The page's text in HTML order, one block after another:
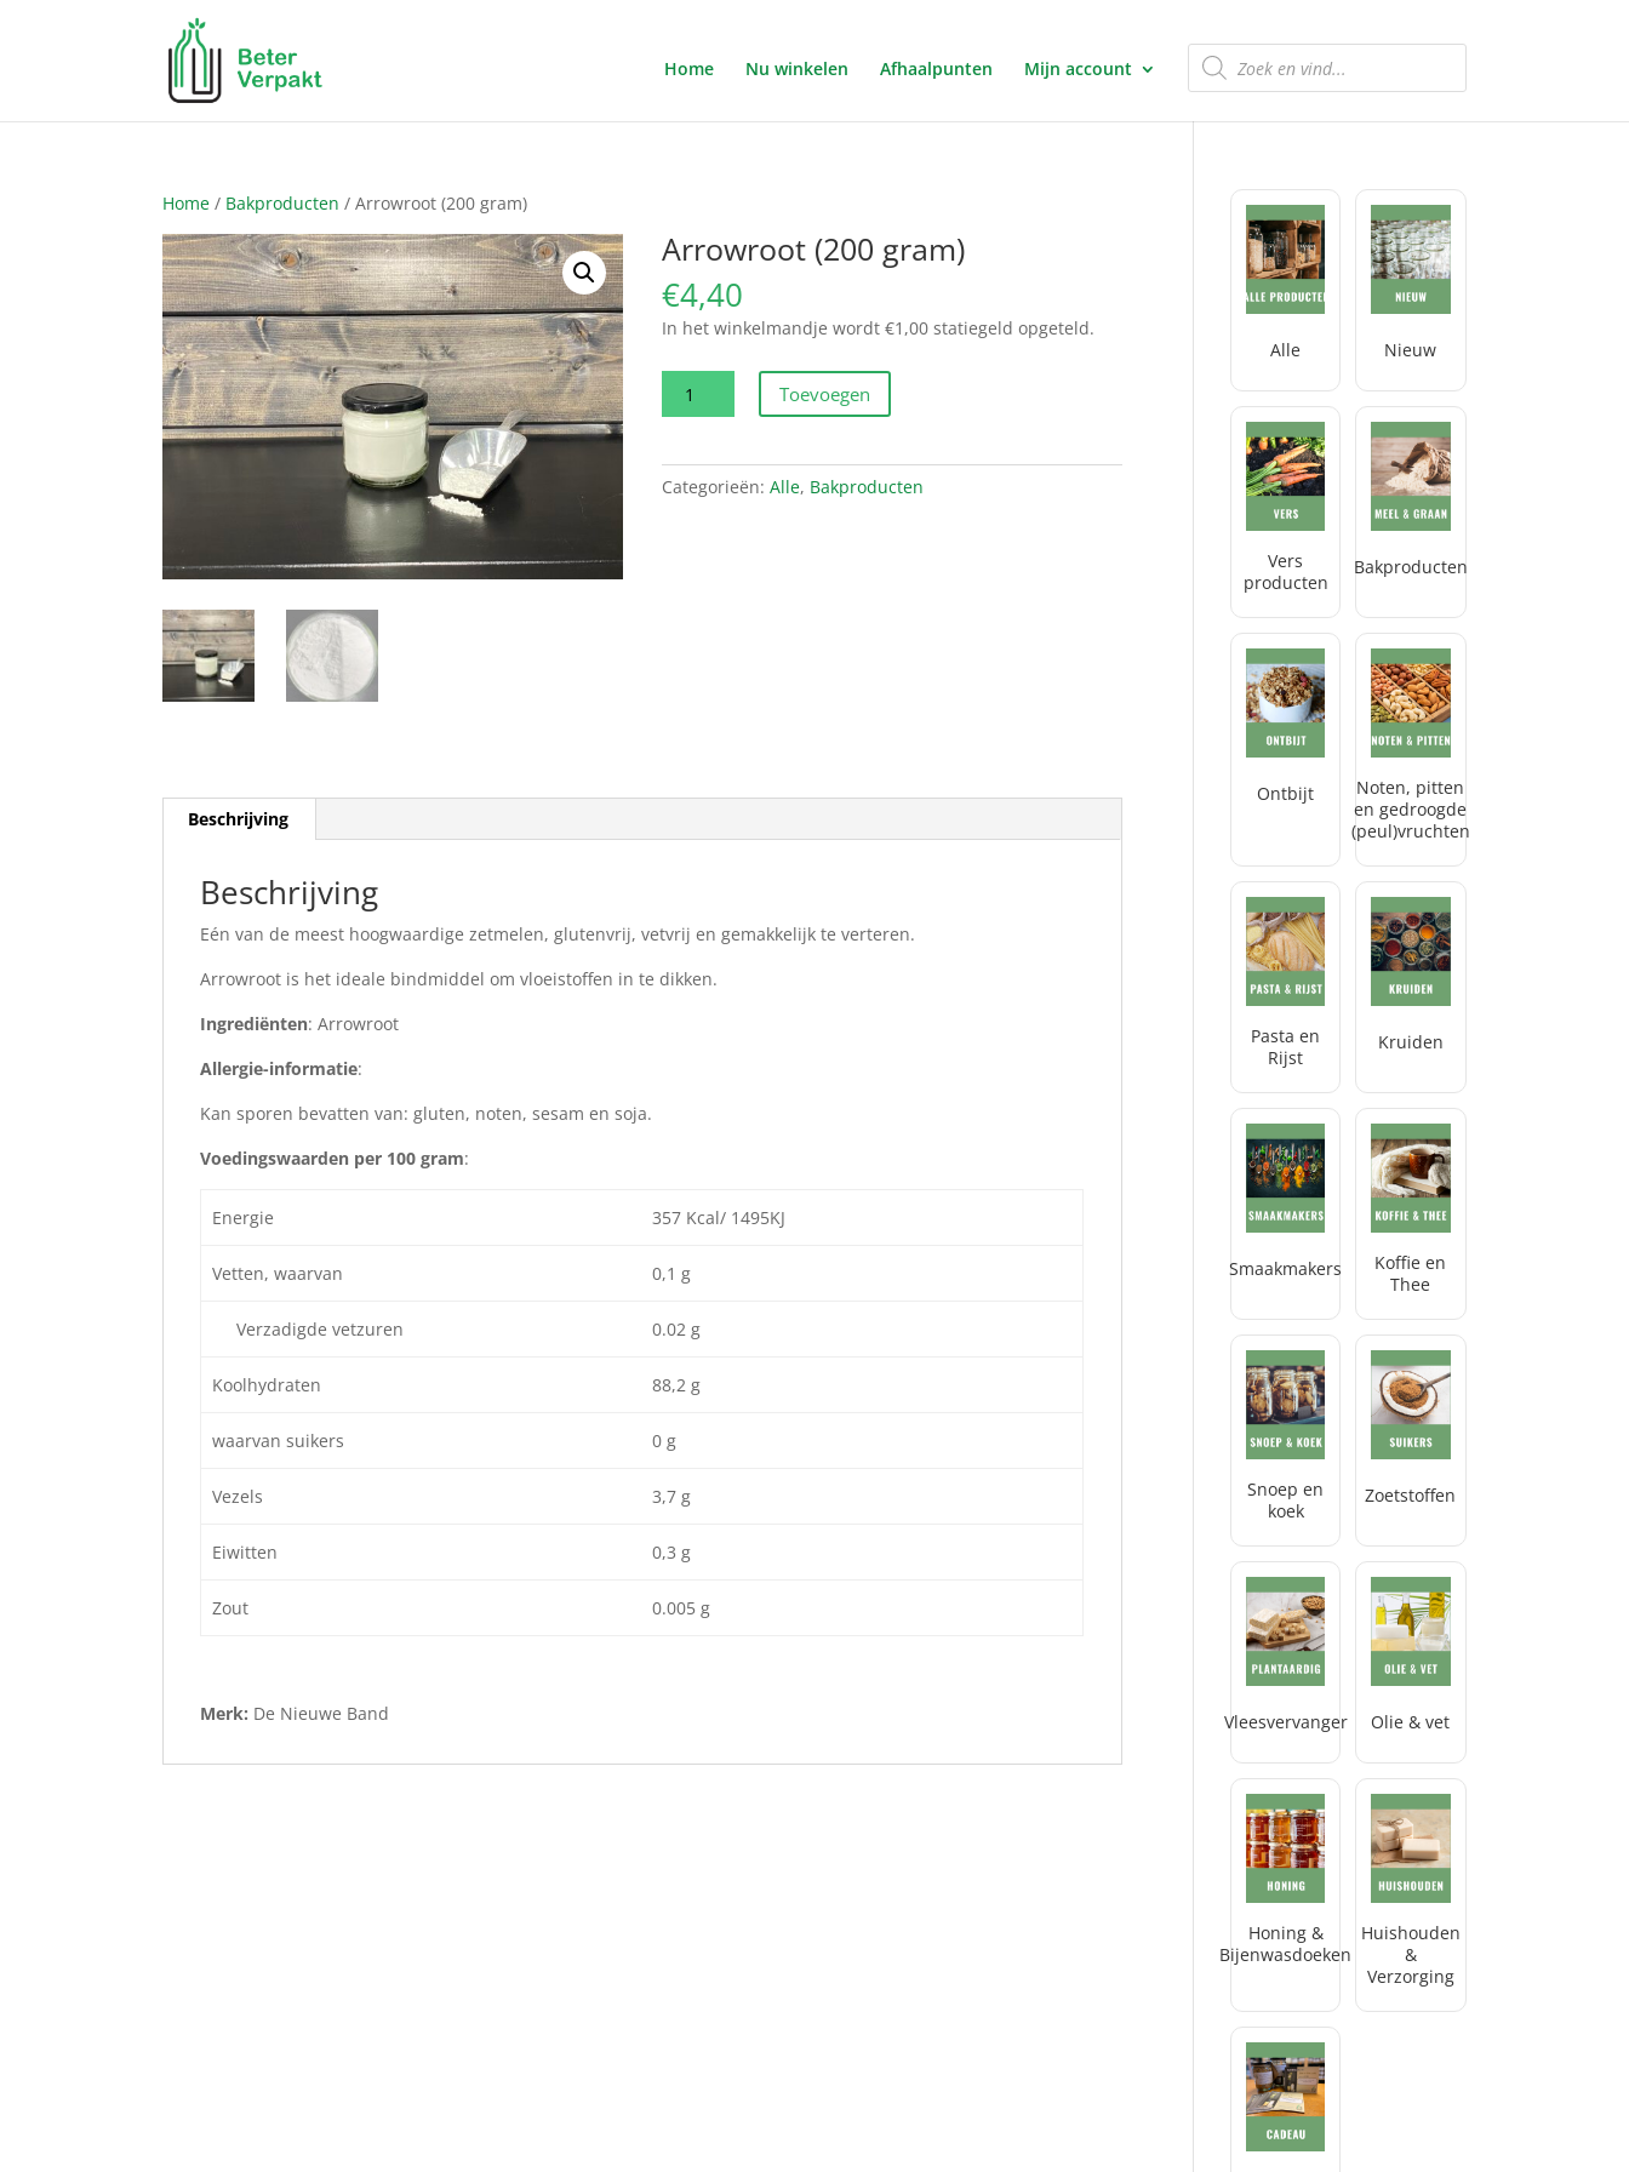
Home Nu winkelen Afhaalpunten Mijn account
Producten
zoeken
Home / Bakproducten / Arrowroot (200 gram)
Arrowroot (200 gram)
€4,40
In het winkelmandje wordt €1,00 statiegeld opgeteld.
Arrowroot
(200
aantal
Toevoegen
Categorieën:Alle, Bakproducten
Beschrijving
Beschrijving
Eén van de meest hoogwaardige zetmelen, glutenvrij, vetvrij en gemakkelijk te verteren.
Arrowroot is het ideale bindmiddel om vloeistoffen in te dikken.
Ingrediënten: Arrowroot
Allergie-informatie:
Kan sporen bevatten van: gluten, noten, sesam en soja.
Voedingswaarden per 100 gram:
Energie 357 Kcal/ 1495KJ
Vetten, waarvan 0,1 g
Verzadigde vetzuren 0.02 g
Koolhydraten 88,2 g
waarvan suikers 0 g
Vezels 3,7 g
Eiwitten 0,3 g
Zout 0.005 g
Merk: De Nieuwe Band
Alle Nieuw
Vers
producten
Bakproducten
Ontbijt
Noten, pitten
en gedroogde
(peul)vruchten
Pasta en
Rijst
Kruiden
Smaakmakers
Koffie en
Thee
Snoep en
koek
Zoetstoffen
Vleesvervanger Olie & vet
Honing &
Bijenwasdoeken
Huishouden
&
Verzorging